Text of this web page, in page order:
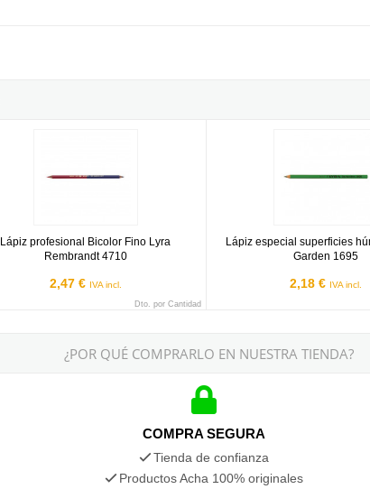
Lápiz profesional Bicolor Fino Lyra
Rembrandt 4710
2,47 € IVA incl.
Dto. por Cantidad
Lápiz especial superficies
Garden 1695
2,18 € IVA incl.
¿POR QUÉ COMPRARLO EN NUESTRA TIENDA?
COMPRA SEGURA
Tienda de confianza
Productos Acha 100% originales